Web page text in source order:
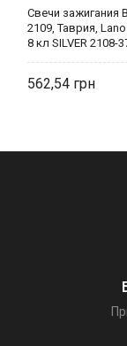
Свечи зажигания
2109, Таврия,
8 кл SILVER 2108-
562,54